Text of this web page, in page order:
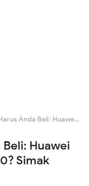
Pura 80 atau Honor 400? Simak Perbandingannya!
Huawei
Simak